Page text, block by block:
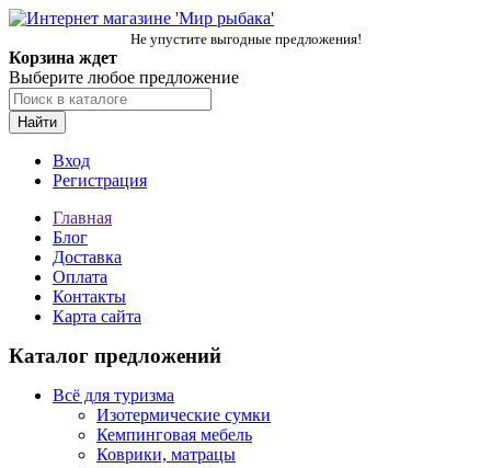
Не упустите выгодные предложения!
Корзина ждет
Выберите любое предложение
Найти
Вход
Регистрация
Главная
Блог
Доставка
Оплата
Контакты
Карта сайта
Каталог предложений
Всё для туризма
Изотермические сумки
Кемпинговая мебель
Коврики, матрацы